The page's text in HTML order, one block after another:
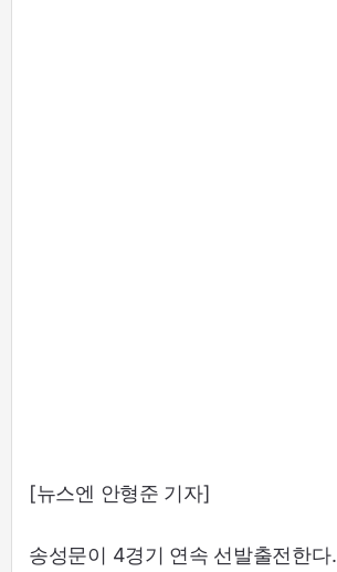
[뉴스엔 안형준 기자]
송성문이 4경기 연속 선발출전한다.